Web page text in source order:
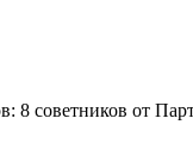
8 советников от